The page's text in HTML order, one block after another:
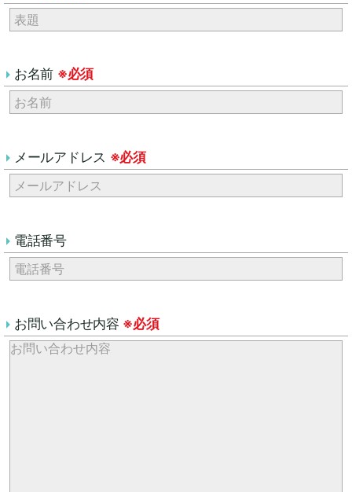
お名前 ※必須
メールアドレス ※必須
電話番号
お問い合わせ内容 ※必須